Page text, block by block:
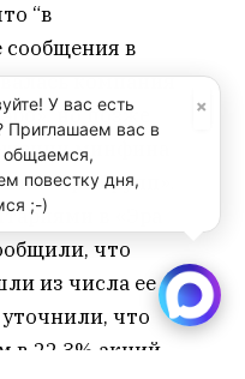
“в
сообщения в
компания
но позже
минфина
«Эра Групп».
в «Эра
что
из числа ее
что
в 22,3% акций
×
У вас есть
Приглашаем вас в
общаемся,
повестку дня,
;-)